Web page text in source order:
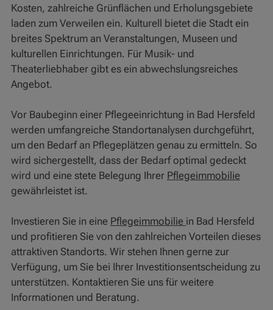
Kosten, zahlreiche Grünflächen und Erholungsgebiete
laden zum Verweilen ein. Kulturell bietet die Stadt ein
breites Spektrum an Veranstaltungen, Museen und
kulturellen Einrichtungen. Für Musik- und
Theaterliebhaber gibt es ein abwechslungsreiches
Angebot.
Vor Baubeginn einer Pflegeeinrichtung in Bad Hersfeld
werden umfangreiche Standortanalysen durchgeführt,
um den Bedarf an Pflegeplätzen genau zu ermitteln. So
wird sichergestellt, dass der Bedarf optimal gedeckt
wird und eine stete Belegung Ihrer Pflegeimmobilie
gewährleistet ist.
Investieren Sie in eine Pflegeimmobilie in Bad Hersfeld
und profitieren Sie von den zahlreichen Vorteilen dieses
attraktiven Standorts. Wir stehen Ihnen gerne zur
Verfügung, um Sie bei Ihrer Investitionsentscheidung zu
unterstützen. Kontaktieren Sie uns für weitere
Informationen und Beratung.